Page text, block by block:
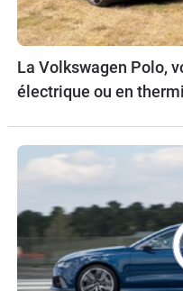
La Volkswagen Polo,
électrique ou en